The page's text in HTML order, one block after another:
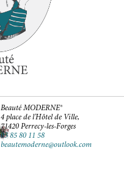
Beauté MODERNE®
4 place de l'Hôtel de Ville,
71420 Perrecy-les-Forges
03 85 80 11 58
beautemoderne@outlook.com